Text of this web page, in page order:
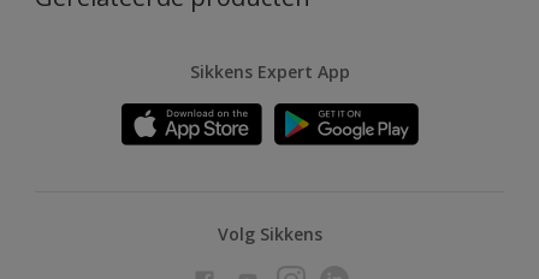
Sikkens Expert App
Volg Sikkens